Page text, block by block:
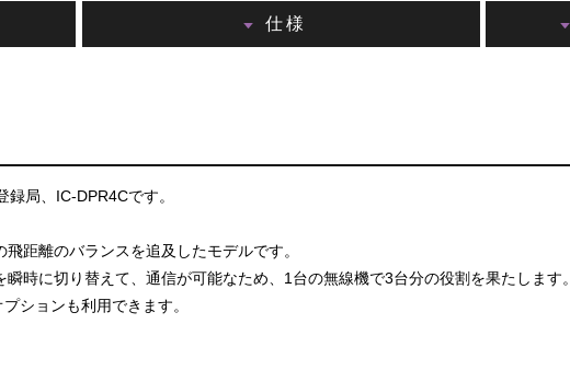
仕様
局、IC-DPR4Cです。
距離のバランスを追及したモデルです。
時に切り替えて、通信が可能なため、1台の無線機で3台分の役割を果たします。
ションも利用できます。